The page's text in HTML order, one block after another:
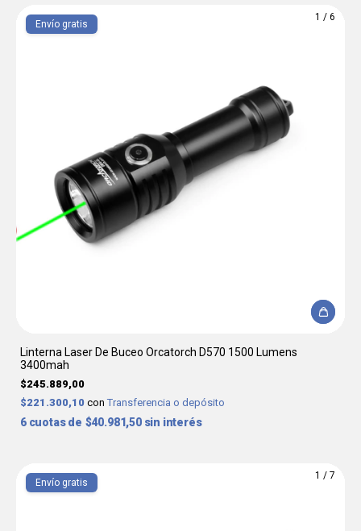
1 / 6
Envío gratis
Linterna Laser De Buceo Orcatorch D570 1500 Lumens
3400mah
$245.889,00
$221.300,10 con Transferencia o depósito
6 $40.981,50 sin interés
1 / 7
Envío gratis